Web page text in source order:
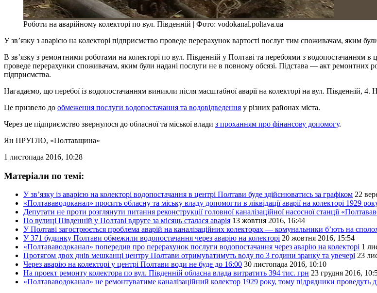
Роботи на аварійному колекторі по вул. Південній | Фото: vodokanal.poltava.ua
У зв’язку з аварією на колекторі підприємство проведе перерахунок вартості послуг тим споживачам, яким
В зв’язку з ремонтними роботами на колекторі по вул. Південній у Полтаві та перебоями з водопостачанням в
проведе перерахунки споживачам, яким були надані послуги не в повному обсязі. Підстава — акт ремонтних
підприємства.
Нагадаємо, що перебої із водопостачанням виникли після масштабної аварії на колекторі на вул. Південній,
Це призвело до обмеження послуги водопостачання та водовідведення у різних районах міста.
Через це підприємство звернулося до обласної та міської влади з проханням про фінансову допомогу.
Ян ПРУГЛО, «Полтавщина»
1 листопада 2016, 10:28
Матеріали по темі:
У зв’язку із аварією на колекторі водопостачання в центрі Полтави буде здійснюватись за графіком 22
«Полтававодоканал» просить обласну та міську владу допомогти в ліквідації аварії на колекторі 1929
Депутати не проти розглянути питання реконструкції головної каналізаційної насосної станції
По вулиці Південній у Полтаві вдруге за місяць сталася аварія 13 жовтня 2016, 16:44
У Полтаві загострюється проблема аварій на каналізаційних колекторах — комунальники б’ють на
У 371 будинку Полтави обмежили водопостачання через аварію на колекторі 20 жовтня 2016, 15:54
«Полтававодоканал» попередив про перерахунок послуги водопостачання через аварію на колекторі 1
Протягом двох днів мешканці центру Полтави отримуватимуть воду по 3 години зранку та увечері 23
Через аварію на колекторі у центрі Полтави води не буде до 16:00 30 листопада 2016, 10:10
На проект ремонту колектора по вул. Південній обласна влада витратить 394 тис. грн 23 грудня 2016,
«Полтававодоканал» не ремонтуватиме каналізаційний колектор 1929 року, тому підрядники проведуть